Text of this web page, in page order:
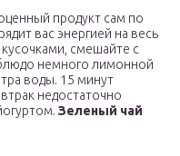
продукт сам по
вас энергией на весь
смешайте с
немного лимонной
воды. 15 минут
недостаточно
Зеленый чай